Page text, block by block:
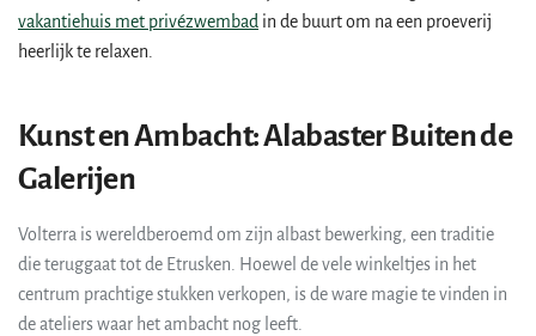
vakantiehuis met privézwembad in de buurt om na een proeverij
heerlijk te relaxen.
Kunst en Ambacht: Alabaster Buiten de
Galerijen
Volterra is wereldberoemd om zijn albast bewerking, een traditie
die teruggaat tot de Etrusken. Hoewel de vele winkeltjes in het
centrum prachtige stukken verkopen, is de ware magie te vinden in
de ateliers waar het ambacht nog leeft.